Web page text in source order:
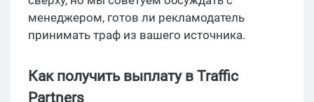
менеджером, готов ли рекламодатель
принимать траф из вашего источника.
Как получить выплату в Traffic
Partners